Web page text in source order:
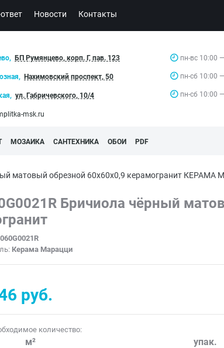
Новости Контакты
БП Румянцево, корп. Г, пав. 123
Нахимовский проспект, 50
ул. Габричевского, 10/4
msk.ru
пн-вс 10:00
пн-сб 10:00
пн-сб 10:00
МОЗАИКА САНТЕХНИКА ОБОИ PDF
матовый обрезной 60x60x0,9 керамогранит КЕРАМА
Бричиола чёрный
Керама Марацци
руб.
количество:
м²
упак.